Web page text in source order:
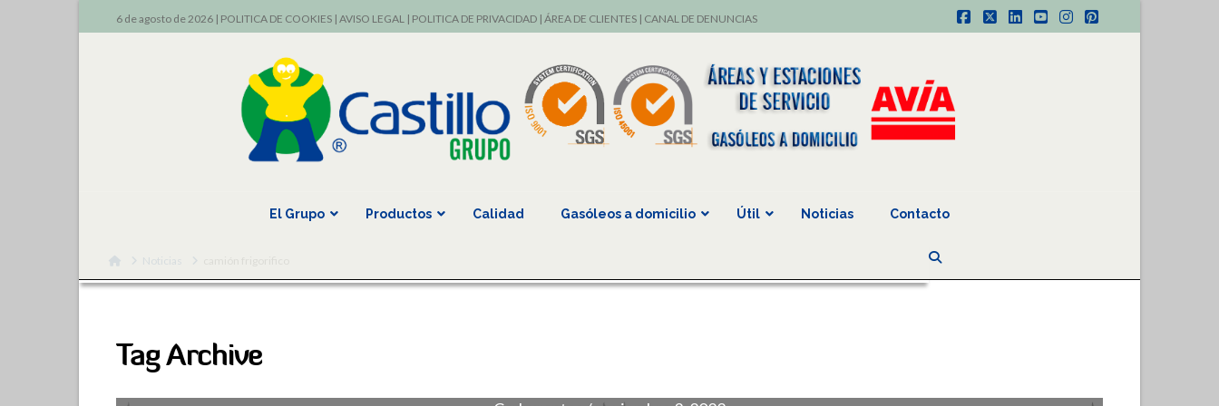
6 de agosto de 2026 | POLITICA DE COOKIES| AVISO LEGAL| POLITICA DE PRIVACIDAD| ÁREA DE CLIENTES| CANAL DE DENUNCIAS
Facebook
X LinkedIn
YouTube
Instagram
Pinterest
El Grupo Productos Calidad Gasóleos a domicilio Útil Noticias Contacto
HomeNoticias
Tag Archive